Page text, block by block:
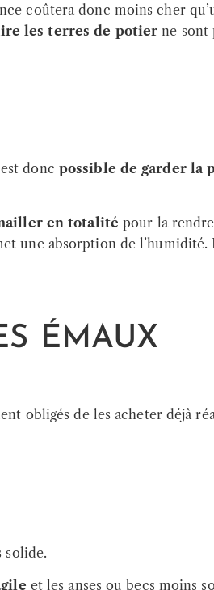
coûtera donc moins cher
les terres de potier ne sont
donc possible de garder la
en totalitépour la
une absorption de l’humidité.
ÉMAUX
obligés de les acheter déjà
solide.
et les anses ou becs moins